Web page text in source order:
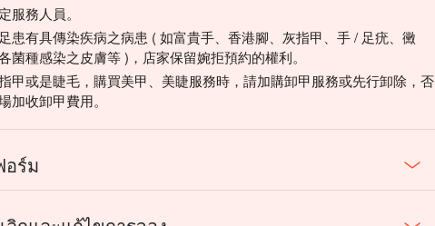
服務人員。
患有具傳染疾病之病患 ( 如富貴手、香港腳、灰指甲、手 / 足疣、黴
菌種感染之皮膚等 )，店家保留婉拒預約的權利。
甲或是睫毛，購買美甲、美睫服務時，請加購卸甲服務或先行卸除，否
加收卸甲費用。
ร์ม